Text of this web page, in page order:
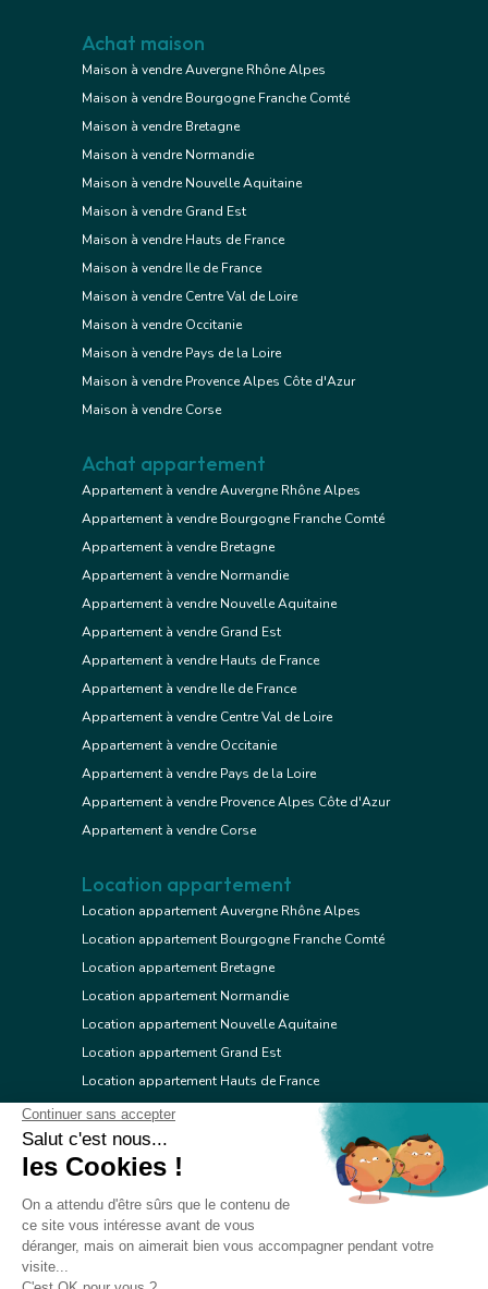
Achat maison
Maison à vendre Auvergne Rhône Alpes
Maison à vendre Bourgogne Franche Comté
Maison à vendre Bretagne
Maison à vendre Normandie
Maison à vendre Nouvelle Aquitaine
Maison à vendre Grand Est
Maison à vendre Hauts de France
Maison à vendre Ile de France
Maison à vendre Centre Val de Loire
Maison à vendre Occitanie
Maison à vendre Pays de la Loire
Maison à vendre Provence Alpes Côte d'Azur
Maison à vendre Corse
Achat appartement
Appartement à vendre Auvergne Rhône Alpes
Appartement à vendre Bourgogne Franche Comté
Appartement à vendre Bretagne
Appartement à vendre Normandie
Appartement à vendre Nouvelle Aquitaine
Appartement à vendre Grand Est
Appartement à vendre Hauts de France
Appartement à vendre Ile de France
Appartement à vendre Centre Val de Loire
Appartement à vendre Occitanie
Appartement à vendre Pays de la Loire
Appartement à vendre Provence Alpes Côte d'Azur
Appartement à vendre Corse
Location appartement
Location appartement Auvergne Rhône Alpes
Location appartement Bourgogne Franche Comté
Location appartement Bretagne
Location appartement Normandie
Location appartement Nouvelle Aquitaine
Location appartement Grand Est
Location appartement Hauts de France
Location appartement Ile de France
Location appartement Centre Val de Loire
Location appartement Occitanie
Location appartement Provence Alpes Côte d'Azur
Location appartement Corse